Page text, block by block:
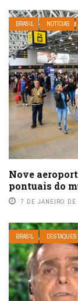
BRASIL NOTÍCIAS
Nove
pontuais do
7 DE JANEIRO DE
BRASIL DESTAQUES